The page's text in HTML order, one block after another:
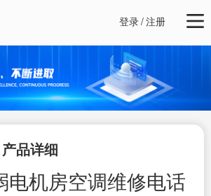
登录/注册
品详细
电机房空调维修电话